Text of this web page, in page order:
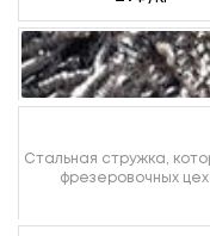
Стальная стружка,
фрезеровочных